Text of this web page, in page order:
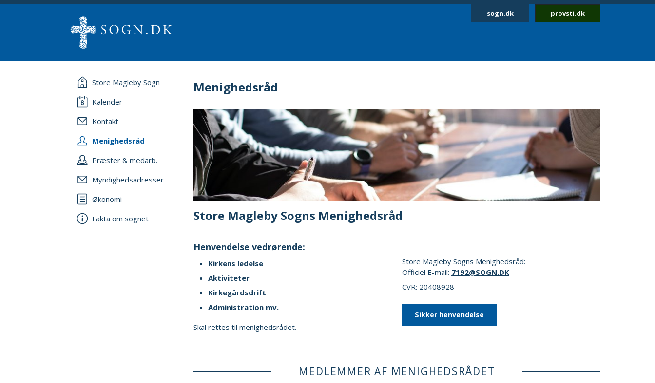
sogn.dk provsti.dk
Store Magleby Sogn
Kalender
Kontakt
Menighedsråd
Præster & medarb.
Myndighedsadresser
Økonomi
Fakta om sognet
Menighedsråd
Store Magleby Sogns Menighedsråd
Henvendelse vedrørende:
Kirkens ledelse
Aktiviteter
Kirkegårdsdrift
Administration mv.
Skal rettes til menighedsrådet.
Store Magleby Sogns Menighedsråd:
Officiel E-mail: 7192@SOGN.DK
CVR: 20408928
Sikker henvendelse
MEDLEMMER AF MENIGHEDSRÅDET